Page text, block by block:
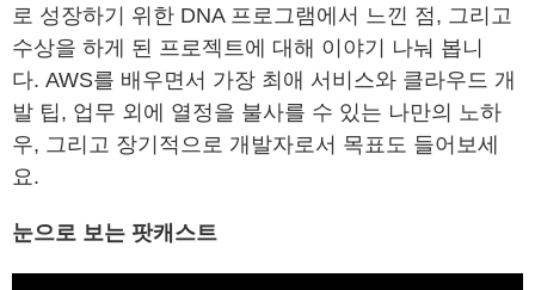
로 성장하기 위한 DNA 프로그램에서 느낀 점, 그리고
수상을 하게 된 프로젝트에 대해 이야기 나눠 봅니
다. AWS를 배우면서 가장 최애 서비스와 클라우드 개
발 팁, 업무 외에 열정을 불사를 수 있는 나만의 노하
우, 그리고 장기적으로 개발자로서 목표도 들어보세
요.
눈으로 보는 팟캐스트